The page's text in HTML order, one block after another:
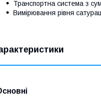
Транспортна система з
Вимірювання рівня